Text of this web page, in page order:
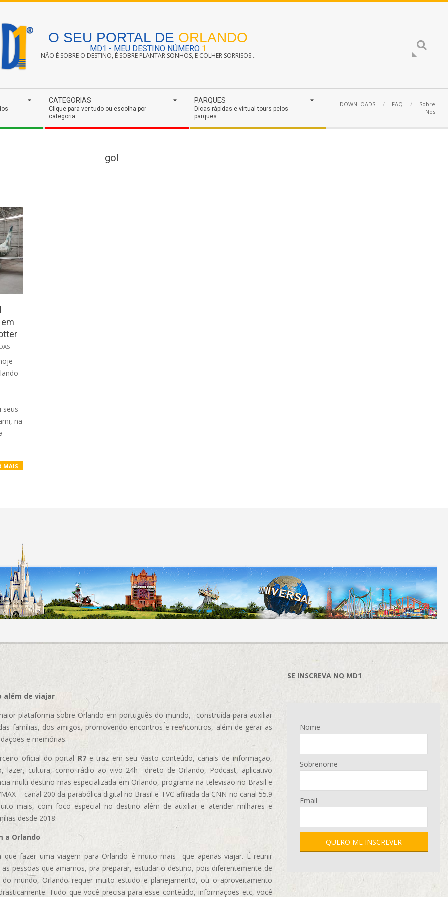
O SEU PORTAL DE ORLANDO
MD1 - MEU DESTINO NÚMERO 1
NÃO É SOBRE O DESTINO, É SOBRE PLANTAR SONHOS, E COLHER SORRISOS...
CATEGORIAS
Clique para ver tudo ou escolha por
categoria.
PARQUES
Dicas rápidas e virtual tours pelos
parques
DOWNLOADS FAQ
Sobre
Nós
gol
seus
na
MAIS
além de viajar
plataforma sobre Orlando em português do mundo, construída para auxiliar
famílias, dos amigos, promovendo encontros e reencontros, além de gerar as
e memórias.
oficial do portal R7e traz em seu vasto conteúdo, canais de informação,
lazer, cultura, como rádio ao vivo 24h direto de Orlando, Podcast, aplicativo
multi-destino mas especializada em Orlando, programa na televisão no Brasil e
– canal 200 da parabólica digital no Brasil e TVC afiliada da CNN no canal 55.9
mais, com foco especial no destino além de auxiliar e atender milhares e
desde 2018.
a Orlando
que fazer uma viagem para Orlando é muito mais que apenas viajar. É reunir
as pessoas que amamos, pra preparar, estudar o destino, pois diferentemente de
do mundo, Orlando requer muito estudo e planejamento, ou o aproveitamento
Tudo que você precisa para esse conteúdo, informações etc, você
SE INSCREVA NO MD1
Nome
Sobrenome
Email